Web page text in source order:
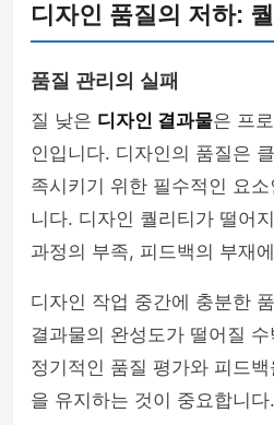
디자인 품질의 저하:
품질 관리의 실패
질 낮은 디자인 결과물은 프
인입니다. 디자인의 품질은
족시키기 위한 필수적인 요
니다. 디자인 퀄리티가 떨어
과정의 부족, 피드백의 부재
디자인 작업 중간에 충분한
결과물의 완성도가 떨어질
정기적인 품질 평가와 피드
을 유지하는 것이 중요합니다.